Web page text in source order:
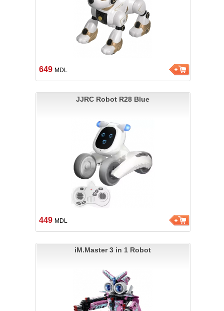
649 MDL
JJRC Robot R28 Blue
449 MDL
iM.Master 3 in 1 Robot